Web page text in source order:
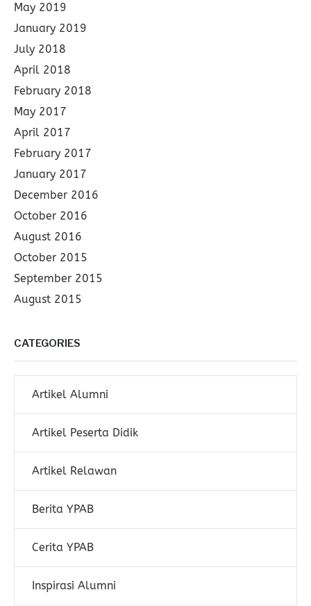
May 2019
January 2019
July 2018
April 2018
February 2018
May 2017
April 2017
February 2017
January 2017
December 2016
October 2016
August 2016
October 2015
September 2015
August 2015
CATEGORIES
Artikel Alumni
Artikel Peserta Didik
Artikel Relawan
Berita YPAB
Cerita YPAB
Inspirasi Alumni